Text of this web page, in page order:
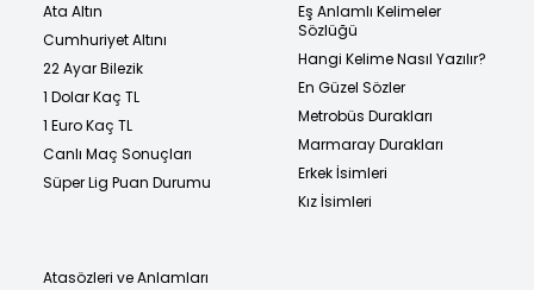
Ata Altın
Cumhuriyet Altını
22 Ayar Bilezik
1 Dolar Kaç TL
1 Euro Kaç TL
Canlı Maç Sonuçları
Süper Lig Puan Durumu
Eş Anlamlı Kelimeler
Sözlüğü
Hangi Kelime Nasıl Yazılır?
En Güzel Sözler
Metrobüs Durakları
Marmaray Durakları
Erkek İsimleri
Kız İsimleri
Atasözleri ve Anlamları